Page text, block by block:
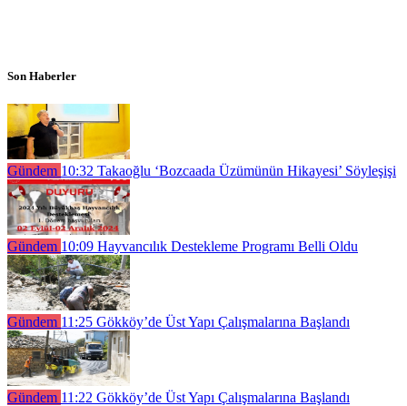
Son Haberler
Gündem 10:32 Takaoğlu ‘Bozcaada Üzümünün Hikayesi’ Söyleşişi
Gündem 10:09 Hayvancılık Destekleme Programı Belli Oldu
Gündem 11:25 Gökköy’de Üst Yapı Çalışmalarına Başlandı
Gündem 11:22 Gökköy’de Üst Yapı Çalışmalarına Başlandı